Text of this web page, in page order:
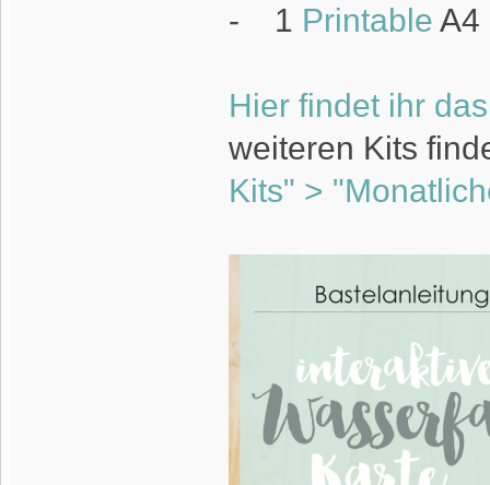
- 1 Printable A4
Hier findet ihr
weiteren Kits
Kits" >